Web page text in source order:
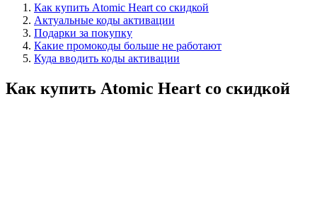
Как купить Atomic Heart со скидкой
Актуальные коды активации
Подарки за покупку
Какие промокоды больше не работают
Куда вводить коды активации
Как купить Atomic Heart со скидкой